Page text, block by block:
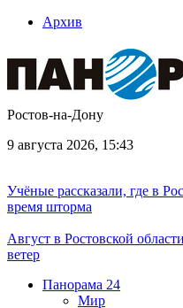
Архив
Ростов-на-Дону
9 августа 2026, 15:43
Учёные рассказали, где в
время шторма
Август в Ростовской
ветер
Панорама 24
Мир